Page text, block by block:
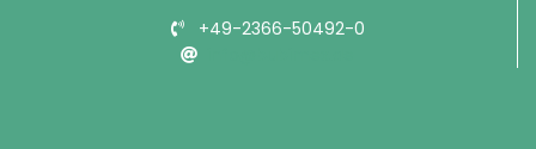
+49-2366-50492-0